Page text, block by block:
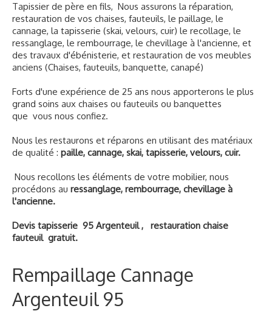
Tapissier de père en fils, Nous assurons la réparation,
restauration de vos chaises, fauteuils, le paillage, le
cannage, la tapisserie (skai, velours, cuir) le recollage, le
ressanglage, le rembourrage, le chevillage à l'ancienne, et
des travaux d'ébénisterie, et restauration de vos meubles
anciens (Chaises, fauteuils, banquette, canapé)
Forts d'une expérience de 25 ans nous apporterons le plus
grand soins aux chaises ou fauteuils ou banquettes
que vous nous confiez.
Nous les restaurons et réparons en utilisant des matériaux
de qualité : paille, cannage, skai, tapisserie, velours, cuir.
Nous recollons les éléments de votre mobilier, nous
procédons au ressanglage, rembourrage, chevillage à
l'ancienne.
Devis tapisserie 95 Argenteuil , restauration chaise
fauteuil gratuit.
Rempaillage Cannage
Argenteuil 95